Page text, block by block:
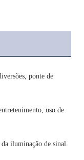
ponte de
uso de